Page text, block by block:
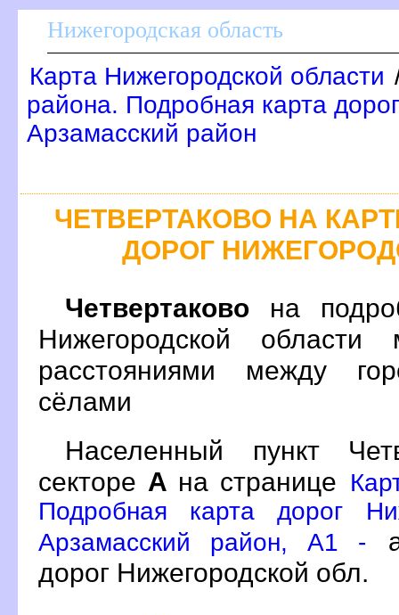
Нижегородская область
Карта Нижегородской области
района. Подробная карта
Арзамасский район
ЧЕТВЕРТАКОВО НА
ДОРОГ
Четвертаково на
Нижегородской
расстояниями между
сёлами
Населенный пункт
секторе А на странице
Подробная карта дорог
Арзамасский район, A1 -
дорог Нижегородской обл.